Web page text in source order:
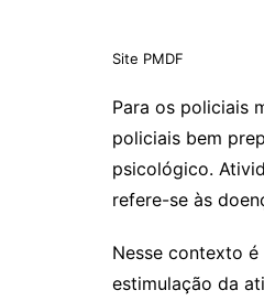
Site PMDF
Para os policiais
policiais bem
psicológico.
refere-se às
Nesse contexto
estimulação da